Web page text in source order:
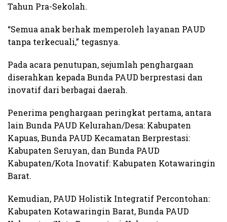
Tahun Pra-Sekolah.
“Semua anak berhak memperoleh layanan PAUD
tanpa terkecuali,” tegasnya.
Pada acara penutupan, sejumlah penghargaan
diserahkan kepada Bunda PAUD berprestasi dan
inovatif dari berbagai daerah.
Penerima penghargaan peringkat pertama, antara
lain Bunda PAUD Kelurahan/Desa: Kabupaten
Kapuas, Bunda PAUD Kecamatan Berprestasi:
Kabupaten Seruyan, dan Bunda PAUD
Kabupaten/Kota Inovatif: Kabupaten Kotawaringin
Barat.
Kemudian, PAUD Holistik Integratif Percontohan:
Kabupaten Kotawaringin Barat, Bunda PAUD